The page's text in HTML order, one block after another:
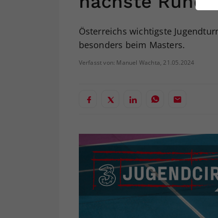
Österreichs wichtigste
besonders beim Masters.
Verfasst von: Manuel Wachta, 21.05.2024